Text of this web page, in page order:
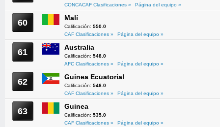
CONCACAF Clasificaciones »
Página del equipo »
60 Malí
Calificación: 550.0
CAF Clasificaciones »
Página del equipo »
61 Australia
Calificación: 548.0
AFC Clasificaciones »
Página del equipo »
62 Guinea Ecuatorial
Calificación: 546.0
CAF Clasificaciones »
Página del equipo »
63 Guinea
Calificación: 535.0
CAF Clasificaciones »
Página del equipo »